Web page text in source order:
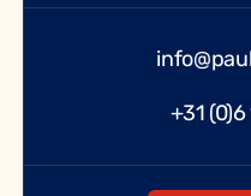
+31